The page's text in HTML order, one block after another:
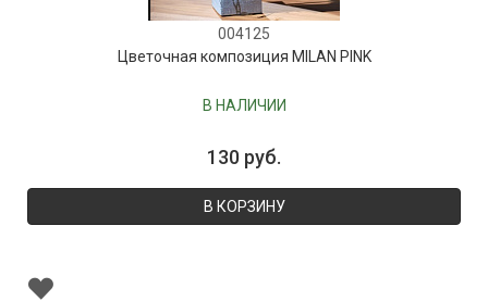
004125
Цветочная композиция MILAN PINK
В НАЛИЧИИ
130 руб.
В КОРЗИНУ